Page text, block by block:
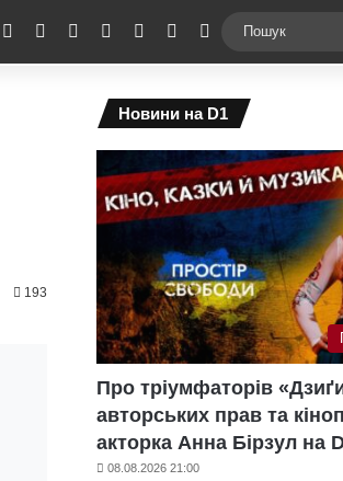
RSS Facebook YouTubeInstagramTelegramSwitch skin
193
Новини на D1
Про тріумфаторів
авторських прав та
акторка Анна Бірзул на
08.08.2026 21:00